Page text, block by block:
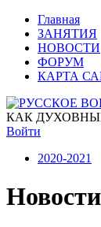
Главная
ЗАНЯТИЯ
НОВОСТИ
ФОРУМ
КАРТА
КАК
Войти
2020-2021
Новости